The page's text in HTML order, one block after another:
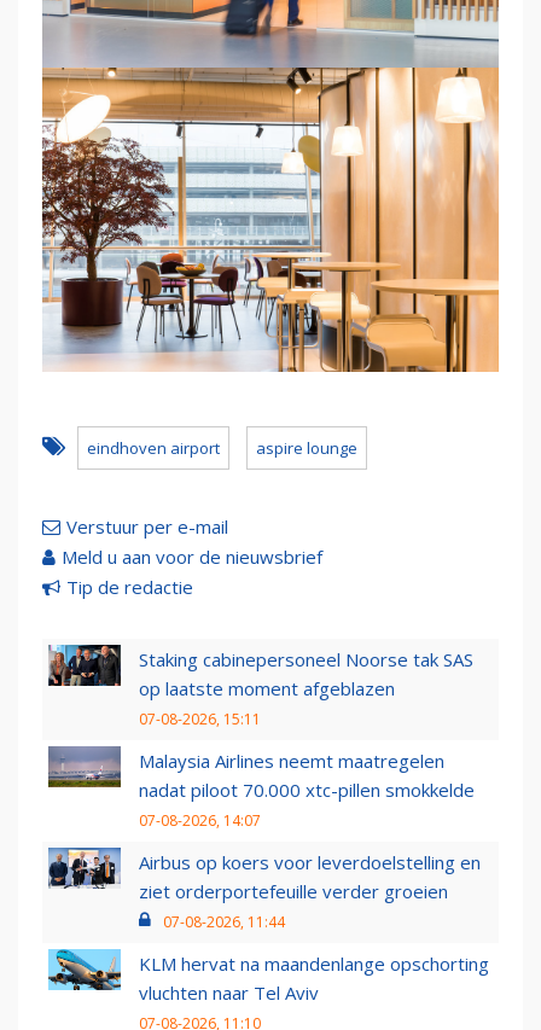
eindhoven airport aspire lounge
Verstuur per e-mail
Meld u aan voor de nieuwsbrief
Tip de redactie
Staking cabinepersoneel Noorse tak SAS
op laatste moment afgeblazen
07-08-2026, 15:11
Malaysia Airlines neemt maatregelen
nadat piloot 70.000 xtc-pillen smokkelde
07-08-2026, 14:07
Airbus op koers voor leverdoelstelling en
ziet orderportefeuille verder groeien
07-08-2026, 11:44
KLM hervat na maandenlange opschorting
vluchten naar Tel Aviv
07-08-2026, 11:10